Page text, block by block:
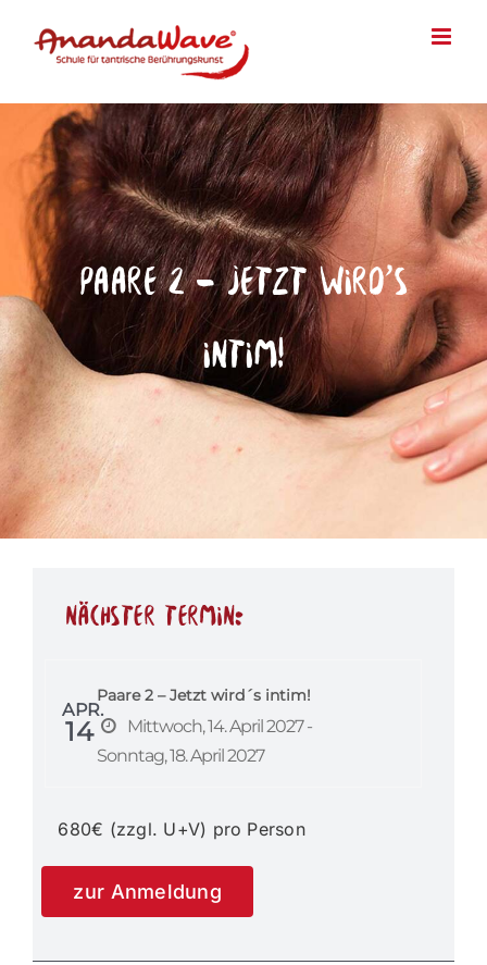
Inhalt
Paare 2 – Jetzt wird´s
intim!
nächster Termin:
APR.
14
Paare 2 – Jetzt wird´s intim!
Mittwoch, 14. April 2027 -
Sonntag, 18. April 2027
680€ (zzgl. U+V) pro Person
zur Anmeldung